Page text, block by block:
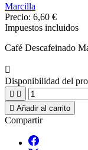
Marcilla
Precio: 6,60 €
Impuestos incluidos
Café Descafeinado

Disponibilidad del
 
 Añadir al carrito
Compartir